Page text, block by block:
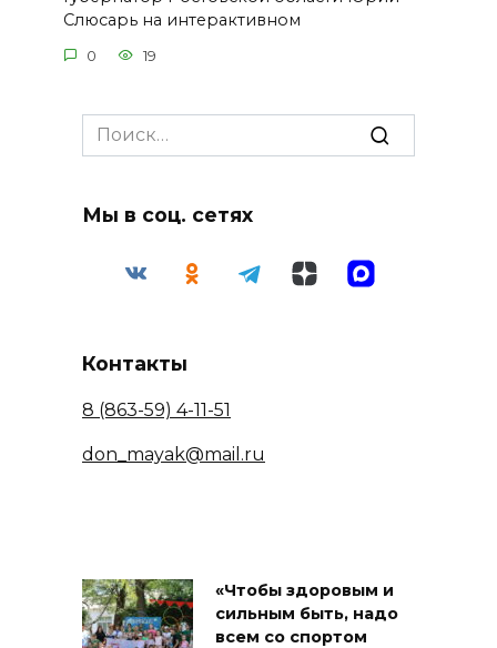
Слюсарь на интерактивном
0 19
Search
for:
Мы в соц. сетях
Контакты
8 (863-59) 4-11-51
don_mayak@mail.ru
«Чтобы здоровым и
сильным быть, надо
всем со спортом